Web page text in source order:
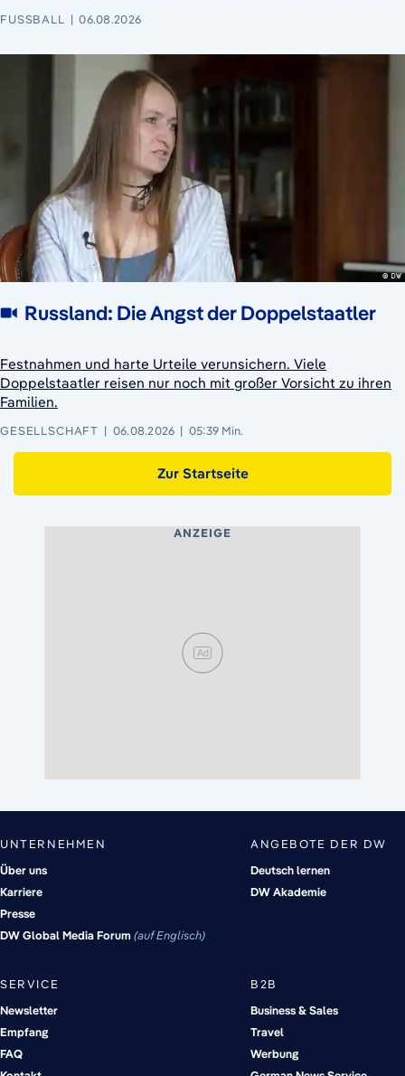
FUSSBALL 06.08.2026
Russland: Die Angst der Doppelstaatler
Festnahmen und harte Urteile verunsichern. Viele
Doppelstaatler reisen nur noch mit großer Vorsicht zu ihren
Familien.
GESELLSCHAFT 06.08.2026 05:39 Min.
Zur Startseite
ANZEIGE
Ad
UNTERNEHMEN
Über uns
Karriere
Presse
DW Global Media Forum auf Englisch
ANGEBOTE DER DW
Deutsch lernen
DW Akademie
SERVICE
Newsletter
Empfang
FAQ
B2B
Business & Sales
Travel
Werbung